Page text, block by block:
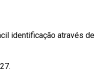
identificação através